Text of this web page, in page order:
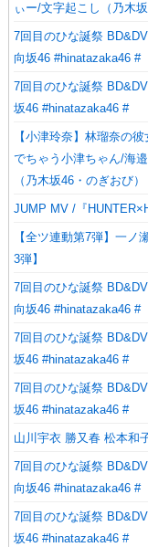
ぃー/文字起こし（乃木坂
7回目のひな誕祭
向坂46 #hinatazaka46 #
7回目のひな誕祭
坂46 #hinatazaka46 #
【小津玲奈】林瑠奈の
でちゃう小津ちゃん/海
（乃木坂46・のぎおび）
JUMP MV /『
【全ツ連動第7弾】一
3弾】
7回目のひな誕祭
向坂46 #hinatazaka46 #
7回目のひな誕祭
坂46 #hinatazaka46 #
7回目のひな誕祭
坂46 #hinatazaka46 #
山川宇衣 勝又春 松本和
7回目のひな誕祭
向坂46 #hinatazaka46 #
7回目のひな誕祭
坂46 #hinatazaka46 #